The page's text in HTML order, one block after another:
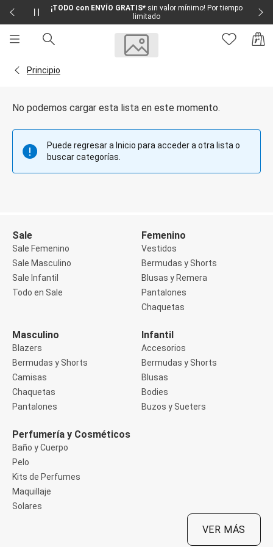
¡TODO con ENVÍO GRATIS* sin valor mínimo! Por tiempo
limitado
Sale Femenino
Todo en Sale
Femenino
Vestidos
Corto y Medio
Bermudas y Shorts
Bermuda
Blusas y Remera
Body
Deportivo
Manga 3/4
Manga Corta
Pantalones
Algodón
Casual
Clochard
Deportivo
Jean
Jogger
Pantacourt
Pantalona
Social
Chaquetas
Blazers
Chaquetas
Chaquetas de punto
Saco liviano
Volver a la página Principio
Principio
No podemos cargar esta lista en este momento.
Puede regresar a Inicio para acceder a otra lista o
buscar categorías.
Sale
Sale Femenino
Sale Masculino
Sale Infantil
Todo en Sale
Femenino
Vestidos
Bermudas y Shorts
Blusas y Remera
Pantalones
Chaquetas
Masculino
Blazers
Bermudas y Shorts
Camisas
Chaquetas
Pantalones
Infantil
Accesorios
Bermudas y Shorts
Blusas
Bodies
Buzos y Sueters
Perfumería y Cosméticos
Baño y Cuerpo
Pelo
Kits de Perfumes
Maquillaje
Solares
VER MÁS